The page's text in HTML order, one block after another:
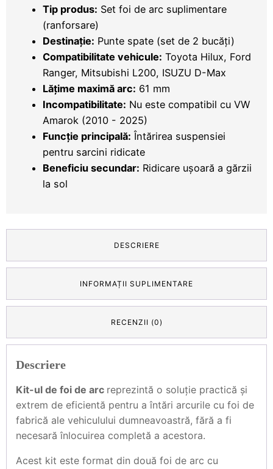
Tip produs: Set foi de arc suplimentare
(ranforsare)
Destinație: Punte spate (set de 2 bucăți)
Compatibilitate vehicule: Toyota Hilux, Ford
Ranger, Mitsubishi L200, ISUZU D-Max
Lățime maximă arc: 61 mm
Incompatibilitate: Nu este compatibil cu VW
Amarok (2010 - 2025)
Funcție principală: Întărirea suspensiei
pentru sarcini ridicate
Beneficiu secundar: Ridicare ușoară a gărzii
la sol
DESCRIERE
INFORMAȚII SUPLIMENTARE
RECENZII (0)
Descriere
Kit-ul de foi de arc reprezintă o soluție practică și
extrem de eficientă pentru a întări arcurile cu foi de
fabrică ale vehiculului dumneavoastră, fără a fi
necesară înlocuirea completă a acestora.
Acest kit este format din două foi de arc cu